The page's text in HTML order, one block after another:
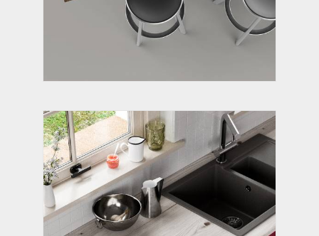
БИСКАЙСКАЯ СОСНА